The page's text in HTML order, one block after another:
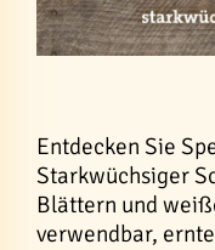
Entdecken Sie
Starkwüchsiger
Blättern und
verwendbar,